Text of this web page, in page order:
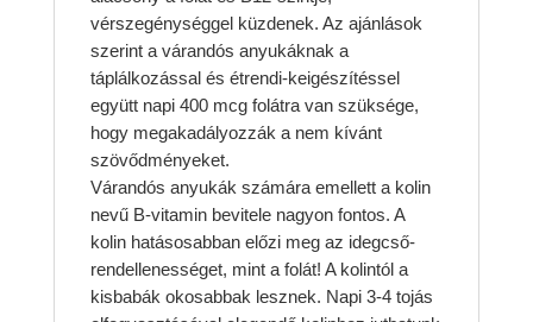
vérszegénységgel küzdenek. Az ajánlások
szerint a várandós anyukáknak a
táplálkozással és étrendi-keigészítéssel
együtt napi 400 mcg folátra van szüksége,
hogy megakadályozzák a nem kívánt
szövődményeket.
Várandós anyukák számára emellett a kolin
nevű B-vitamin bevitele nagyon fontos. A
kolin hatásosabban előzi meg az idegcső-
rendellenességet, mint a folát! A kolintól a
kisbabák okosabbak lesznek. Napi 3-4 tojás